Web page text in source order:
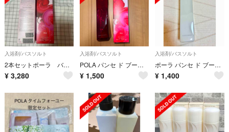
入浴剤/バスソルト
2本セットポーラ バスエッセンス レージュ 400ml
¥ 3,280
入浴剤/バスソルト
POLA パンセ ド ブーケ バスエッセンス ルージュ 400mL
¥ 1,500
入浴剤/バスソルト
ポーラ パンセ ド ブーケ バスエッセンス ブラン
¥ 1,400